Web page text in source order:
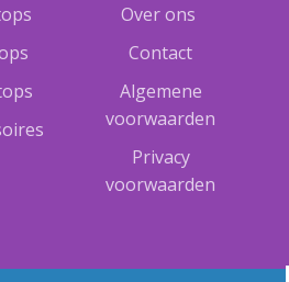
Over ons
Contact
Algemene
voorwaarden
Privacy
voorwaarden